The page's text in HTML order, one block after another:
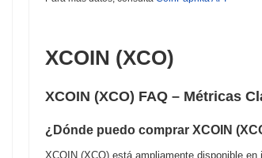
XCOIN (XCO)
XCOIN (XCO) FAQ – Métricas
¿Dónde puedo comprar XCOIN
XCOIN (XCO) está ampliamente disponible